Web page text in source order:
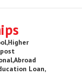
Loan,